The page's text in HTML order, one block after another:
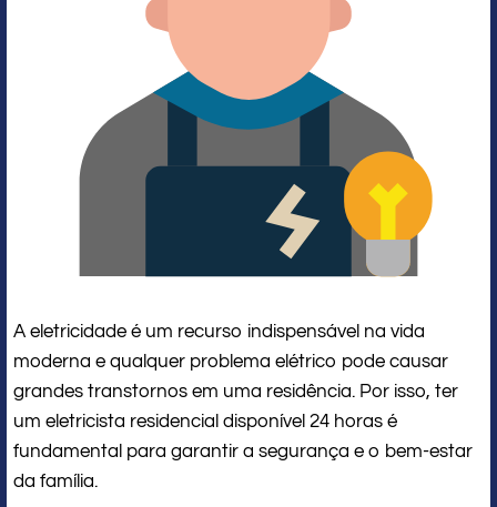
A eletricidade é um recurso indispensável na vida
moderna e qualquer problema elétrico pode causar
grandes transtornos em uma residência. Por isso, ter
um eletricista residencial disponível 24 horas é
fundamental para garantir a segurança e o bem-estar
da família.